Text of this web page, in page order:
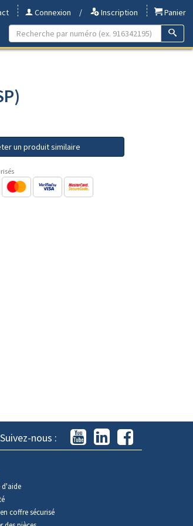
Connexion / Inscription
Panier
un produit similaire
Suivez-nous :
d'aide
coffre sécurisé